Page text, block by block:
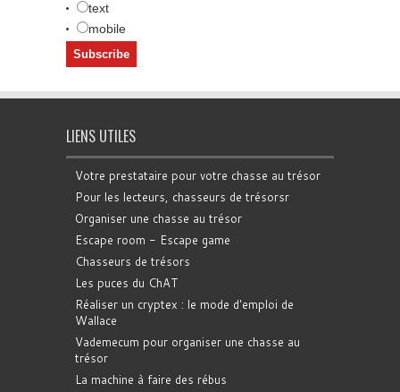
text
mobile
LIENS UTILES
Votre prestataire pour votre chasse au trésor
Pour les lecteurs, chasseurs de trésorsr
Organiser une chasse au trésor
Escape room - Escape game
Chasseurs de trésors
Les puces du ChAT
Réaliser un cryptex : le mode d'emploi de
Wallace
Vademecum pour organiser une chasse au
trésor
La machine à faire des rébus